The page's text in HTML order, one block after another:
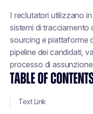
TABLE OF
Text Link
I reclutatori utilizzano
sistemi di tracciamento
sourcing e piattaforme
pipeline dei candidati,
processo di